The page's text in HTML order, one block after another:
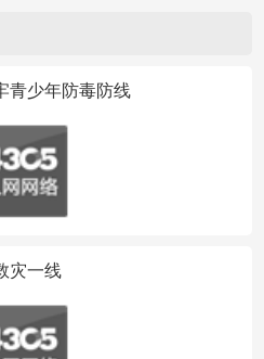
青少年防毒防线
灾一线